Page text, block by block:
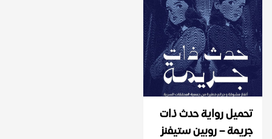
تحميل رواية حدث ذات
جريمة – روبين ستيفنز